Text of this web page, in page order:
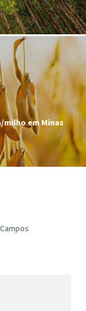
milho em Minas
Campos